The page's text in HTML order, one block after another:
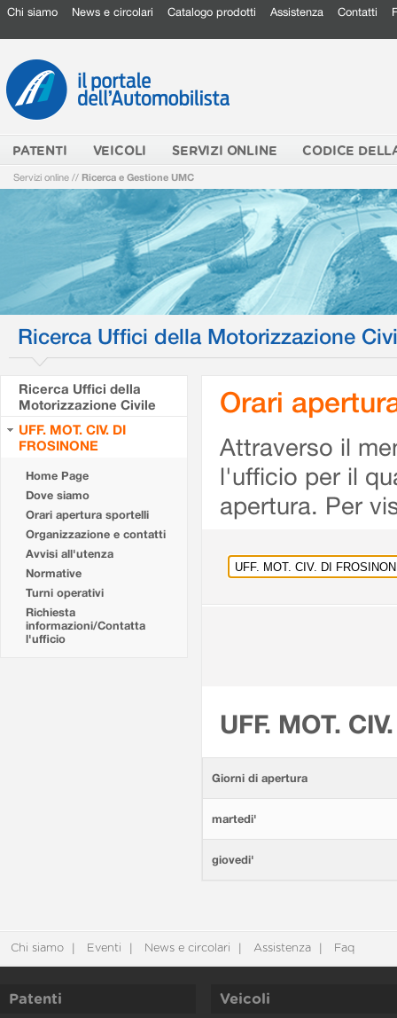
Chi siamo News e circolari Catalogo prodotti Assistenza Contatti
PATENTI VEICOLI SERVIZI ONLINE CODICE
Servizi online // Ricerca e Gestione UMC
Ricerca Uffici della Motorizzazione
Ricerca Uffici della
Motorizzazione Civile
UFF. MOT. CIV. DI
FROSINONE
Home Page
Dove siamo
Orari apertura sportelli
Organizzazione e contatti
Avvisi all'utenza
Normative
Turni operativi
Richiesta
informazioni/Contatta
l'ufficio
Orari
Attraverso il
l'ufficio per il
apertura. Per
UFF. MOT.
Giorni di apertura
martedi'
giovedi'
Chi siamo Eventi News e circolari Assistenza Faq
Patenti Veicoli